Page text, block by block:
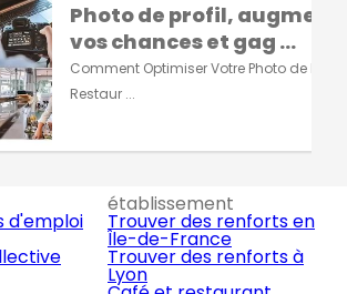
Photo de profil,
vos chances et gag ...
Comment Optimiser Votre Photo de
Restaur ...
d'emploi
établissement
Trouver des renforts en
Île-de-France
Trouver des renforts à
Lyon